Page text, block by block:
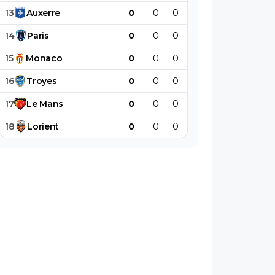
13 Auxerre 0 0 0
14 Paris 0 0 0
15 Monaco 0 0 0
16 Troyes 0 0 0
17 Le Mans 0 0 0
18 Lorient 0 0 0